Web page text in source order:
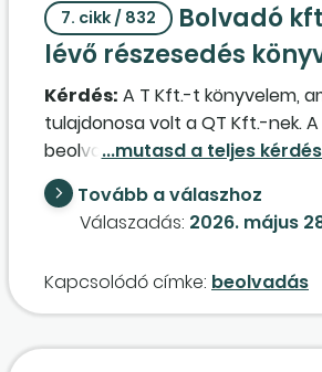
ellenértéke devizában érkezik
4. Átalányadózó egyéni
partnerének számláz devizában,
ellenértéke forintban érkezik
7. cikk / 832
Bolvadó
lévő részesedés
Kérdés: A T Kft.-t könyvelem,
tulajdonosa volt a QT Kft.-nek.
beolvadt a QM Zrt.-be. A QT kft.-
részvényei, amiket a beolvadás
megkapott a T Kft., a
a részvényszámlán. Hogyan kell
részvényeket?
Tovább a válaszhoz
Válaszadás: 2026. május
Kapcsolódó címke: beolvadás